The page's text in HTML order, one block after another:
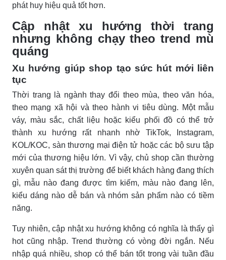
phát huy hiệu quả tốt hơn.
Cập nhật xu hướng thời trang
nhưng không chạy theo trend mù
quáng
Xu hướng giúp shop tạo sức hút mới liên
tục
Thời trang là ngành thay đổi theo mùa, theo văn hóa,
theo mạng xã hội và theo hành vi tiêu dùng. Một mẫu
váy, màu sắc, chất liệu hoặc kiểu phối đồ có thể trở
thành xu hướng rất nhanh nhờ TikTok, Instagram,
KOL/KOC, sàn thương mại điện tử hoặc các bộ sưu tập
mới của thương hiệu lớn. Vì vậy, chủ shop cần thường
xuyên quan sát thị trường để biết khách hàng đang thích
gì, mẫu nào đang được tìm kiếm, màu nào đang lên,
kiểu dáng nào dễ bán và nhóm sản phẩm nào có tiềm
năng.
Tuy nhiên, cập nhật xu hướng không có nghĩa là thấy gì
hot cũng nhập. Trend thường có vòng đời ngắn. Nếu
nhập quá nhiều, shop có thể bán tốt trong vài tuần đầu